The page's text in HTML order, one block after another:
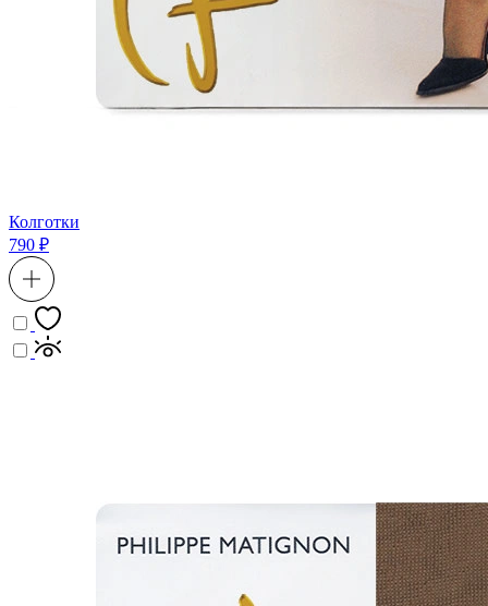
Колготки
790 ₽